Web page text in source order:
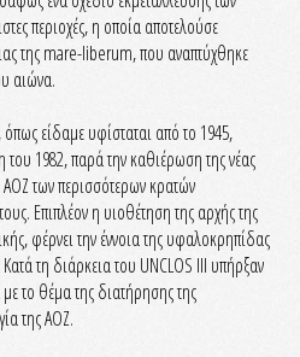
περιοχές, η οποία αποτελούσε
της mare-liberum, που αναπτύχθηκε
αιώνα.
είδαμε υφίσταται από το 1945,
1982, παρά την καθιέρωση της νέας
των περισσότερων κρατών
Επιπλέον η υιοθέτηση της αρχής της
φέρνει την έννοια της υφαλοκρηπίδας
τη διάρκεια του UNCLOS IIΙ υπήρξαν
με το θέμα της διατήρησης της
της ΑΟΖ.